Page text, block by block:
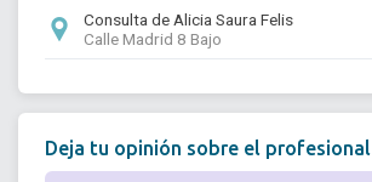
Consulta de Alicia Saura Felis
Calle Madrid 8 Bajo
Deja tu opinión sobre el profesional